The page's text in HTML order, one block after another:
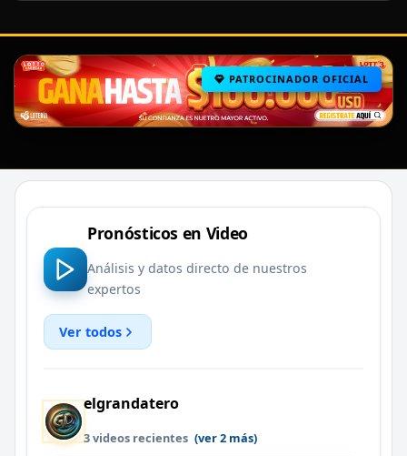
PATROCINADOR OFICIAL
Pronósticos en Video
Análisis y datos directo de nuestros
expertos
Ver todos
elgrandatero
3 videos recientes (ver 2 más)